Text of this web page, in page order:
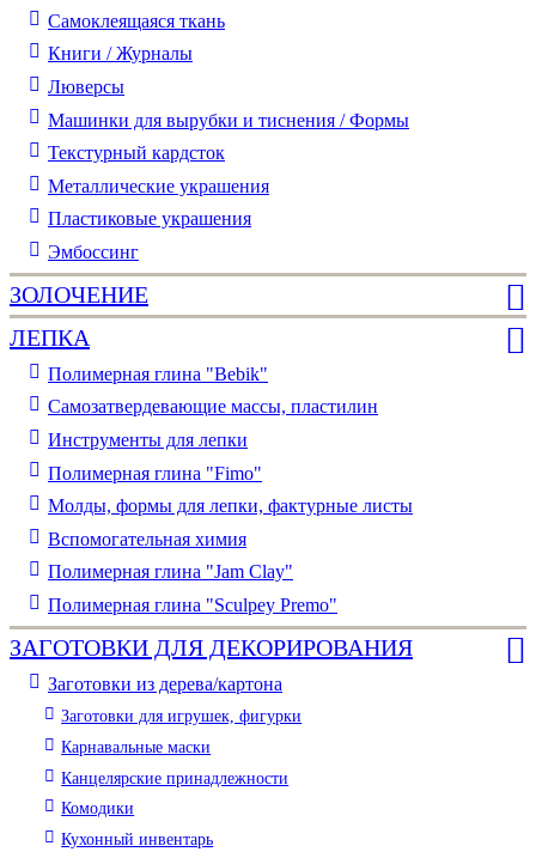
Самоклеящаяся ткань
Книги / Журналы
Люверсы
Машинки для вырубки и тиснения / Формы
Текстурный кардсток
Металлические украшения
Пластиковые украшения
Эмбоссинг
ЗОЛОЧЕНИЕ
ЛЕПКА
Полимерная глина "Bebik"
Самозатвердевающие массы, пластилин
Инструменты для лепки
Полимерная глина "Fimo"
Молды, формы для лепки, фактурные листы
Вспомогательная химия
Полимерная глина "Jam Clay"
Полимерная глина "Sculpey Premo"
ЗАГОТОВКИ ДЛЯ ДЕКОРИРОВАНИЯ
Заготовки из дерева/картона
Заготовки для игрушек, фигурки
Карнавальные маски
Канцелярские принадлежности
Комодики
Кухонный инвентарь